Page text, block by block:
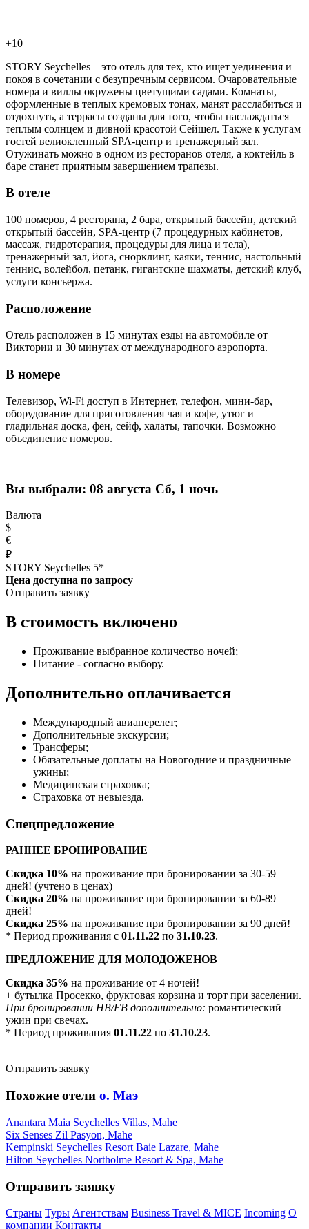
+10
STORY Seychelles – это отель для тех, кто ищет уединения и
покоя в сочетании с безупречным сервисом. Очаровательные
номера и виллы окружены цветущими садами. Комнаты,
оформленные в теплых кремовых тонах, манят расслабиться и
отдохнуть, а террасы созданы для того, чтобы наслаждаться
теплым солнцем и дивной красотой Сейшел. Также к услугам
гостей велиоклепный SPA-центр и тренажерный зал.
Отужинать можно в одном из ресторанов отеля, а коктейль в
баре станет приятным завершением трапезы.
В отеле
100 номеров, 4 ресторана, 2 бара, открытый бассейн, детский
открытый бассейн, SPA-центр (7 процедурных кабинетов,
массаж, гидротерапия, процедуры для лица и тела),
тренажерный зал, йога, снорклинг, каяки, теннис, настольный
теннис, волейбол, петанк, гигантские шахматы, детский клуб,
услуги консьержа.
Расположение
Отель расположен в 15 минутах езды на автомобиле от
Виктории и 30 минутах от международного аэропорта.
В номере
Телевизор, Wi-Fi доступ в Интернет, телефон, мини-бар,
оборудование для приготовления чая и кофе, утюг и
гладильная доска, фен, сейф, халаты, тапочки. Возможно
объединение номеров.
Вы выбрали: 08 августа Сб, 1 ночь
Валюта
$
€
₽
STORY Seychelles 5*
Цена доступна по запросу
Отправить заявку
В стоимость включено
Проживание выбранное количество ночей;
Питание - согласно выбору.
Дополнительно оплачивается
Международный авиаперелет;
Дополнительные экскурсии;
Трансферы;
Обязательные доплаты на Новогодние и праздничные
ужины;
Медицинская страховка;
Страховка от невыезда.
Спецпредложение
РАННЕЕ БРОНИРОВАНИЕ
Скидка 10% на проживание при бронировании за 30-59
дней! (учтено в ценах)
Скидка 20% на проживание при бронировании за 60-89
дней!
Скидка 25% на проживание при бронировании за 90 дней!
* Период проживания с 01.11.22 по 31.10.23.
ПРЕДЛОЖЕНИЕ ДЛЯ МОЛОДОЖЕНОВ
Скидка 35% на проживание от 4 ночей!
+ бутылка Просекко, фруктовая корзина и торт при заселении.
При бронировании HB/FB дополнительно: романтический
ужин при свечах.
* Период проживания 01.11.22 по 31.10.23.
Отправить заявку
Похожие отели о. Маэ
Anantara Maia Seychelles Villas, Mahe
Six Senses Zil Pasyon, Mahe
Kempinski Seychelles Resort Baie Lazare, Mahe
Hilton Seychelles Northolme Resort & Spa, Mahe
Отправить заявку
Страны Туры Агентствам Business Travel & MICE Incoming О
компании Контакты